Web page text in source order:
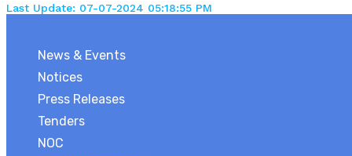
Last Update: 07-07-2024 05:18:55 PM
News & Events
Notices
Press Releases
Tenders
NOC